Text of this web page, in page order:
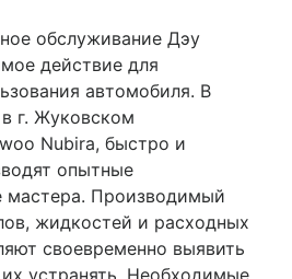
обслуживание Дэу
действие для
автомобиля. В
г. Жуковском
Nubira, быстро и
опытные
мастера. Производимый
жидкостей и расходных
своевременно выявить
устранять. Необходимые